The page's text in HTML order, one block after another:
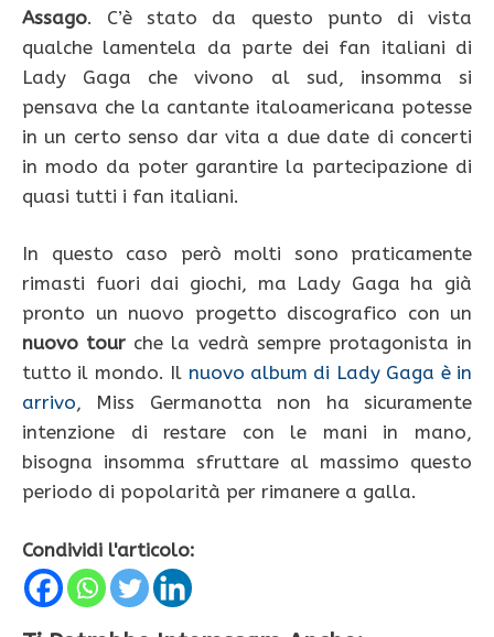
Assago. C’è stato da questo punto di vista
qualche lamentela da parte dei fan italiani di
Lady Gaga che vivono al sud, insomma si
pensava che la cantante italoamericana potesse
in un certo senso dar vita a due date di concerti
in modo da poter garantire la partecipazione di
quasi tutti i fan italiani.
In questo caso però molti sono praticamente
rimasti fuori dai giochi, ma Lady Gaga ha già
pronto un nuovo progetto discografico con un
nuovo tour che la vedrà sempre protagonista in
tutto il mondo. Il nuovo album di Lady Gaga è in
arrivo, Miss Germanotta non ha sicuramente
intenzione di restare con le mani in mano,
bisogna insomma sfruttare al massimo questo
periodo di popolarità per rimanere a galla.
Condividi l'articolo: